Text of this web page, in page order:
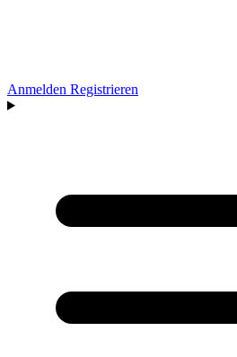
Anmelden Registrieren